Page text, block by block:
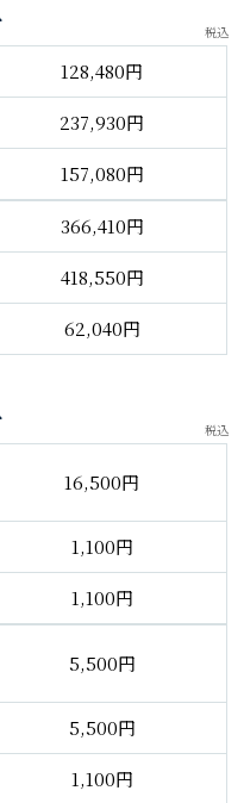
税込
128,480円
237,930円
157,080円
366,410円
418,550円
62,040円
税込
16,500円
1,100円
1,100円
5,500円
5,500円
1,100円